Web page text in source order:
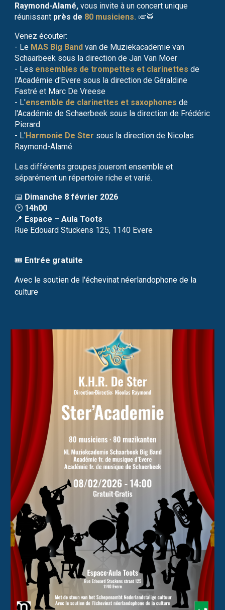
Raymond-Alamé, vous invite à un concert unique
réunissant près de 80 musiciens. 🎺🥁
Venez écouter:
- Le MAS Big Band van de Muziekacademie van
Schaarbeek sous la direction de Jan Van Moer
- Les ensembles de trompettes et clarinettes de
l'Académie d'Evere sous la direction de Géraldine
Fastré et Marc De Vreese
- L'ensemble de clarinettes et saxophones de
l'Académie de Schaerbeek sous la direction de Frédéric
Pierard
- L'Harmonie De Ster sous la direction de Nicolas
Raymond-Alamé
Les différents groupes joueront ensemble et
séparément un répertoire riche et varié.
📅 Dimanche 8 février 2026
🕑 14h00
📍 Espace – Aula Toots
Rue Edouard Stuckens 125, 1140 Evere
🎟️ Entrée gratuite
Avec le soutien de l'échevinat néerlandophone de la
culture